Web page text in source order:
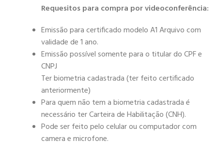
Requesitos para compra por videoconferência:
Emissão para certificado modelo A1 Arquivo com
validade de 1 ano.
Emissão possível somente para o titular do CPF e
CNPJ
Ter biometria cadastrada (ter feito certificado
anteriormente)
Para quem não tem a biometria cadastrada é
necessário ter Carteira de Habilitação (CNH).
Pode ser feito pelo celular ou computador com
camera e microfone.